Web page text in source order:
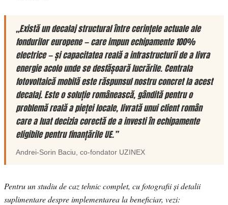
„Există un decalaj structural între cerințele actuale ale
fondurilor europene — care impun echipamente 100%
electrice — și capacitatea reală a infrastructurii de a livra
energie acolo unde se desfășoară lucrările. Centrala
fotovoltaică mobilă este răspunsul nostru concret la acest
decalaj. Este o soluție românească, gândită pentru o
problemă reală a pieței locale, livrată unui client român
care a luat decizia corectă de a investi în echipamente
eligibile pentru finanțările UE.”
Andrei-Sorin Baciu, co-fondator UZINEX
Pentru un studiu de caz tehnic complet, cu fotografii și detalii
suplimentare despre implementarea la beneficiar, vezi: